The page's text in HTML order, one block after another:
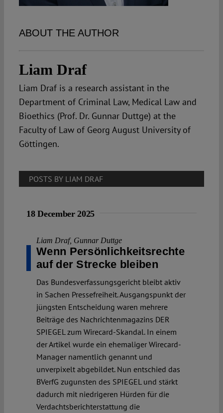
ABOUT THE AUTHOR
Liam Draf
Liam Draf is a research assistant in the
Department of Criminal Law, Medical Law and
Bioethics (Prof. Dr. Gunnar Duttge) at the
Faculty of Law of Georg August University of
Göttingen.
POSTS BY LIAM DRAF
18 December 2025
Liam Draf, Gunnar Duttge
Wenn Persönlichkeitsrechte
auf der Strecke bleiben
Das Bundesverfassungsgericht bleibt aktiv
in Sachen Pressefreiheit. Ausgangspunkt der
jüngsten Entscheidung waren mehrere
Beiträge des Nachrichtenmagazins DER
SPIEGEL zum Wirecard-Skandal. In einem
der Artikel wurde ein ehemaliger Wirecard-
Manager namentlich genannt und
unverpixelt abgebildet. Nun entschied das
BVerfG zugunsten des SPIEGEL und stärkt
dadurch mit niedrigeren Hürden für die
Verdachtsberichterstattung die